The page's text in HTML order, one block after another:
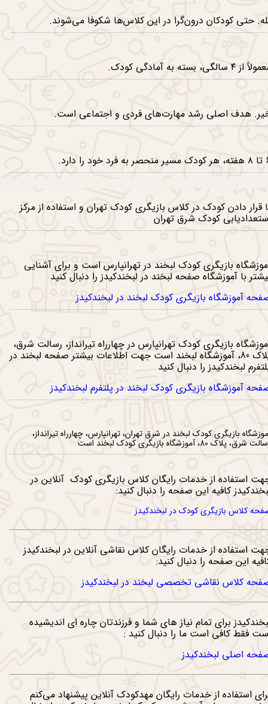
حتی کودکان درون‌گرا در این کلاس‌ها شکوفا می‌شوند.
از ۴ سالگی، بسته به آمادگی کودک.
هدف اصلی رشد مهارت‌های فردی و اجتماعی است.
خود را دارد.
قرار دادن کودک در کلاس بازیگری کودک تهران و استفاده از مرکز
کودک شرق تهران
بازیگری کودک لبخند در تهرانپارس است و برای آشنایی
با آموزشگاه صفحه لبخند در لبخندکیدز را دنبال کنید
آموزشگاه بازیگری کودک لبخند در لبخندکیدز
بازیگری کودک تهرانپارس در چهارراه تیرانداز، رسالت شرق،
پلاک 80، آموزشگاه لبخند است جهت اطلاعات بیشتر صفحه لبخند در
لبخندکیدز را دنبال کنید
آموزشگاه بازیگری کودک لبخند در پلتفرم لبخندکیدز
بازیگری کودک لبخند در شرق تهران، تهرانپارس، چهارراه تیرانداز،
شرق، پلاک 80، آموزشگاه بازیگری کودک لبخند است
استفاده از خدمات رایگان کلاس بازیگری کودک آنلاین در
کافیه این صفحه را دنبال کنید:
کلاس بازیگری کودک در لبخندکیدز
استفاده از خدمات رایگان کلاس نقاشی آنلاین در لبخندکیدز
این صفحه را دنبال کنید:
کلاس نقاشی تخصصی لبخند در لبخندکیدز
برای تمام نیاز های شما و فرزندتان چاره ای اندیشیده
فقط کافی است ما را دنبال کنید :
اصلی لبخندکیدز
استفاده از خدمات رایگان مهدکودک آنلاین پیشنهاد می‌کنم